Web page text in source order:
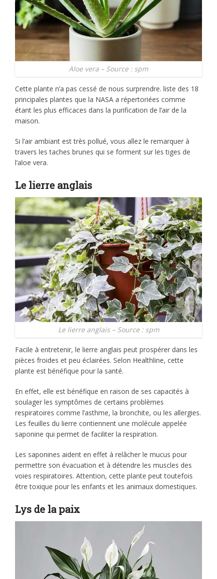
Aloe vera – Source : spm
Cette plante n’a pas cessé de nous surprendre. liste des 18
principales plantes que la NASA a répertoriées comme
étant les plus efficaces dans la purification de l’air de la
maison.
Si l’air ambiant est très pollué, vous allez le remarquer à
travers les taches brunes qui se forment sur les tiges de
l’aloe vera.
Le lierre anglais
Le lierre anglais – Source : spm
Facile à entretenir, le lierre anglais peut prospérer dans les
pièces froides et peu éclairées. Selon Healthline, cette
plante est bénéfique pour la santé.
En effet, elle est bénéfique en raison de ses capacités à
soulager les symptômes de certains problèmes
respiratoires comme l’asthme, la bronchite, ou les allergies.
Les feuilles du lierre contiennent une molécule appelée
saponine qui permet de faciliter la respiration.
Les saponines aident en effet à relâcher le mucus pour
permettre son évacuation et à détendre les muscles des
voies respiratoires. Attention, cette plante peut toutefois
être toxique pour les enfants et les animaux domestiques.
Lys de la paix